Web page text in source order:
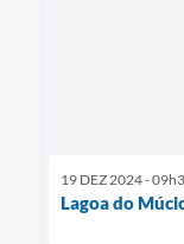
19 DEZ 2024 -
Lagoa do